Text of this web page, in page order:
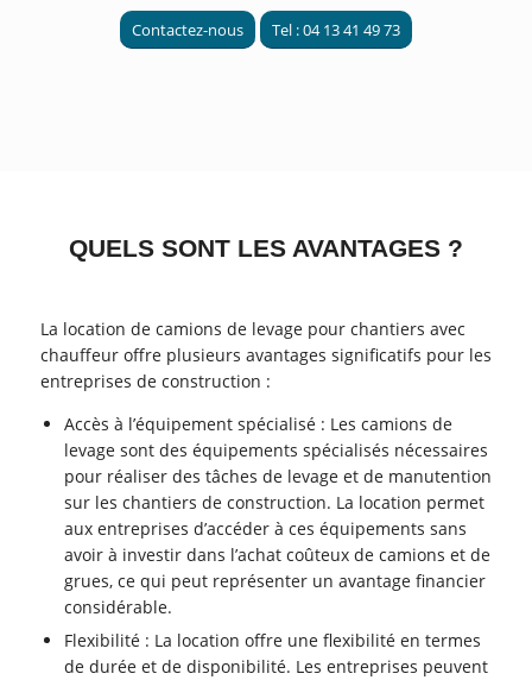
Contactez-nous Tel : 04 13 41 49 73
QUELS SONT LES AVANTAGES ?
La location de camions de levage pour chantiers avec
chauffeur offre plusieurs avantages significatifs pour les
entreprises de construction :
Accès à l’équipement spécialisé : Les camions de
levage sont des équipements spécialisés nécessaires
pour réaliser des tâches de levage et de manutention
sur les chantiers de construction. La location permet
aux entreprises d’accéder à ces équipements sans
avoir à investir dans l’achat coûteux de camions et de
grues, ce qui peut représenter un avantage financier
considérable.
Flexibilité : La location offre une flexibilité en termes
de durée et de disponibilité. Les entreprises peuvent